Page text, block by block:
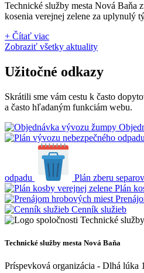
Technické služby mesta Nová Baňa
kosenia verejnej zelene za uplynulý
+ Čítať viac
Zobraziť všetky aktuality
Užitočné odkazy
Skrátili sme vám cestu k často
a často hľadaným funkciám webu.
odpadu
Plán zberu
Plán
Cenník služieb
Technické služby mesta Nová Baňa
Príspevková organizácia - Dlhá lúka